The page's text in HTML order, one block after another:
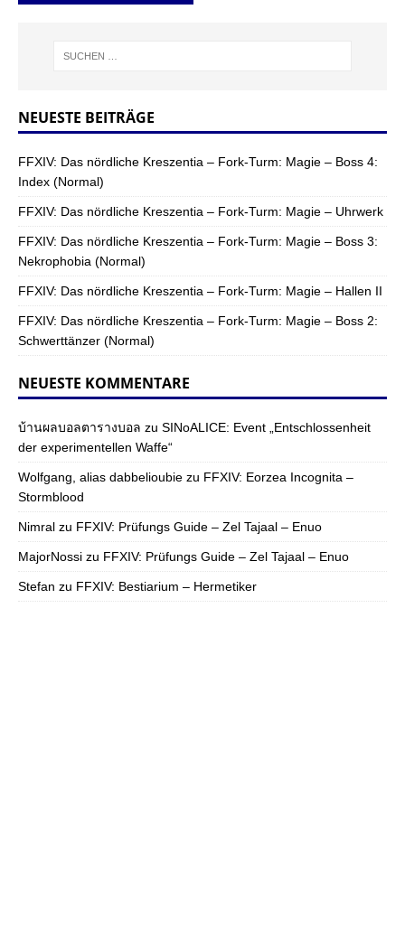
NEUESTE BEITRÄGE
FFXIV: Das nördliche Kreszentia – Fork-Turm: Magie – Boss 4:
Index (Normal)
FFXIV: Das nördliche Kreszentia – Fork-Turm: Magie – Uhrwerk
FFXIV: Das nördliche Kreszentia – Fork-Turm: Magie – Boss 3:
Nekrophobia (Normal)
FFXIV: Das nördliche Kreszentia – Fork-Turm: Magie – Hallen II
FFXIV: Das nördliche Kreszentia – Fork-Turm: Magie – Boss 2:
Schwerttänzer (Normal)
NEUESTE KOMMENTARE
บ้านผลบอลตารางบอล zu SINoALICE: Event „Entschlossenheit
der experimentellen Waffe“
Wolfgang, alias dabbelioubie zu FFXIV: Eorzea Incognita –
Stormblood
Nimral zu FFXIV: Prüfungs Guide – Zel Tajaal – Enuo
MajorNossi zu FFXIV: Prüfungs Guide – Zel Tajaal – Enuo
Stefan zu FFXIV: Bestiarium – Hermetiker